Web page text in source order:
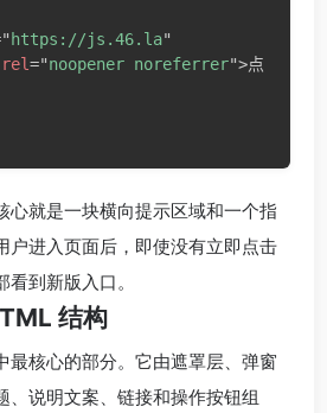
" https://js.46.la"
rel="noopener noreferrer">点
心就是一块横向提示区域和一个指
户进入页面后，即使没有立即点击
到新版入口。
结构
最核心的部分。它由遮罩层、弹窗
、说明文案、链接和操作按钮组